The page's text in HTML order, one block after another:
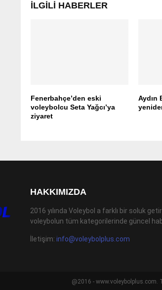
İLGILI HABERLER
Fenerbahçe’den eski
voleybolcu Seta Yağcı’ya
ziyaret
Aydın
HAKKIMIZDA
2016 yılında Voleybol a farklı bir soluk
voleybolun tüm kategorilerinde güncel
İletişim: info@voleybolplus.com
@2016 - www.voleybolplus.com.